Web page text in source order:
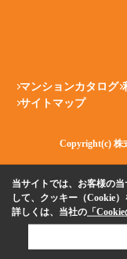
マンションカタログ
サイトマップ
Copyright(c) 株
当サイトでは、お客様の
して、クッキー（Cookie）
詳しくは、当社の 「